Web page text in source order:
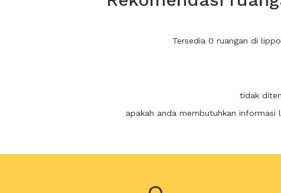
Tersedia 0 ruangan di
tidak
apakah anda membutuhkan